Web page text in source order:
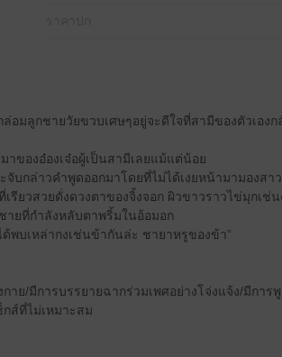
มลูกชายวัยขวบเศษๆอยู่จะดีใจที่สามีของตัวเอง
ของอ๋องเจ๋อผู้เป็นสามีเลยแม้แต่น้อย
จับกล่าวคำพูดออกมาโดยที่ไม่ได้เงยหน้ามามองสา
รียวสวยดั่งดวงตาของจิ้งจอก ผิวขาวราวไข่มุกเช่
ยที่กำลังหลับตาพริ้มในอ้อมอก
พบเหล่ากงเช่นข้ากันล่ะ ชายาหรูของข้า”
ย/มีการบรรยายฉากร่วมเพศอย่างโจ่งแจ้ง/มีการ
ส์ที่ไม่เหมาะสม